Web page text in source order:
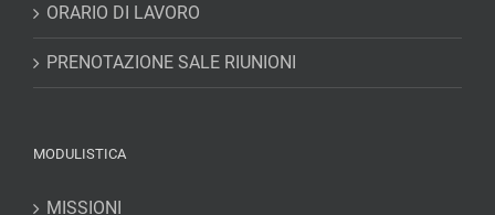
ORARIO DI LAVORO
PRENOTAZIONE SALE RIUNIONI
MODULISTICA
MISSIONI